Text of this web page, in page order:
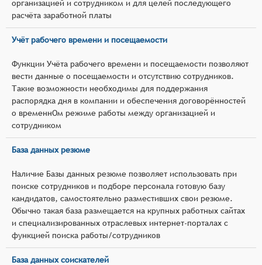
организацией и сотрудником и для целей последующего
расчёта заработной платы
Учёт рабочего времени и посещаемости
Функции Учёта рабочего времени и посещаемости позволяют
вести данные о посещаемости и отсутствию сотрудников.
Такие возможности необходимы для поддержания
распорядка дня в компании и обеспечения договорённостей
о временнОм режиме работы между организацией и
сотрудником
База данных резюме
Наличие Базы данных резюме позволяет использовать при
поиске сотрудников и подборе персонала готовую базу
кандидатов, самостоятельно разместивших свои резюме.
Обычно такая база размещается на крупных работных сайтах
и специализированных отраслевых интернет-порталах с
функцией поиска работы/сотрудников
База данных соискателей